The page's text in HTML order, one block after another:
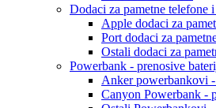
Dodaci za pametne telefone
Apple dodaci za
Port dodaci za
Ostali dodaci za
Powerbank - prenosive
Anker powerbankovi
Canyon Powerbank -